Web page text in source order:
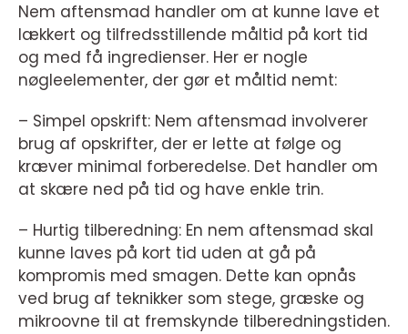
Nem aftensmad handler om at kunne lave et
lækkert og tilfredsstillende måltid på kort tid
og med få ingredienser. Her er nogle
nøgleelementer, der gør et måltid nemt:
– Simpel opskrift: Nem aftensmad involverer
brug af opskrifter, der er lette at følge og
kræver minimal forberedelse. Det handler om
at skære ned på tid og have enkle trin.
– Hurtig tilberedning: En nem aftensmad skal
kunne laves på kort tid uden at gå på
kompromis med smagen. Dette kan opnås
ved brug af teknikker som stege, græske og
mikroovne til at fremskynde tilberedningstiden.